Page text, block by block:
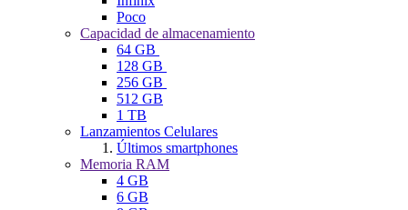
Poco
Capacidad de almacenamiento
64 GB
128 GB
256 GB
512 GB
1 TB
Lanzamientos Celulares
Últimos smartphones
Memoria RAM
4 GB
6 GB